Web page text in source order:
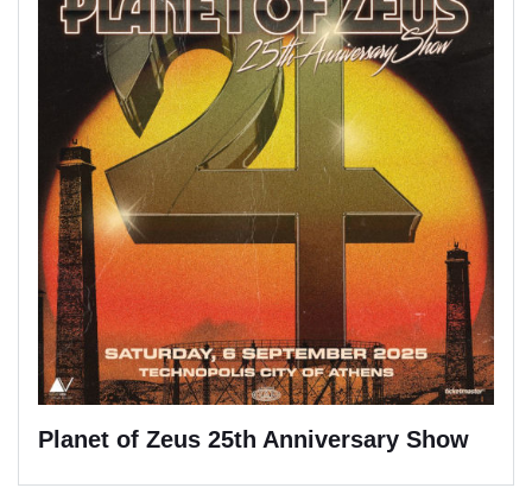
Planet of Zeus 25th Anniversary Show